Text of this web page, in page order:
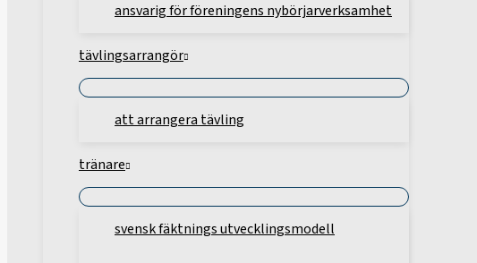
ansvarig för föreningens nybörjarverksamhet
tävlingsarrangör
att arrangera tävling
tränare
svensk fäktnings utvecklingsmodell